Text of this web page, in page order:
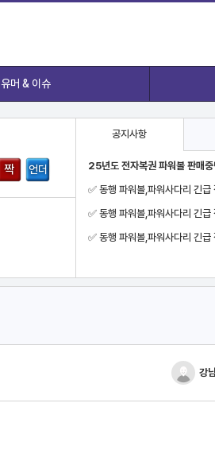
유머 & 이슈
짝 언더
공지사항
요즘 애들은 모르는 느낌....
진짜 차 돌 박이
카톡 기술
집에 도둑이 들었어요
강